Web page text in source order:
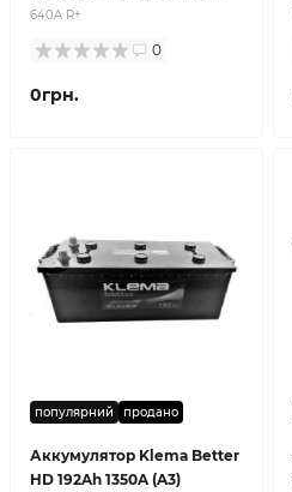
640A R+
0
0грн.
популярний продано
Аккумулятор Klema Better
HD 192Ah 1350A (A3)